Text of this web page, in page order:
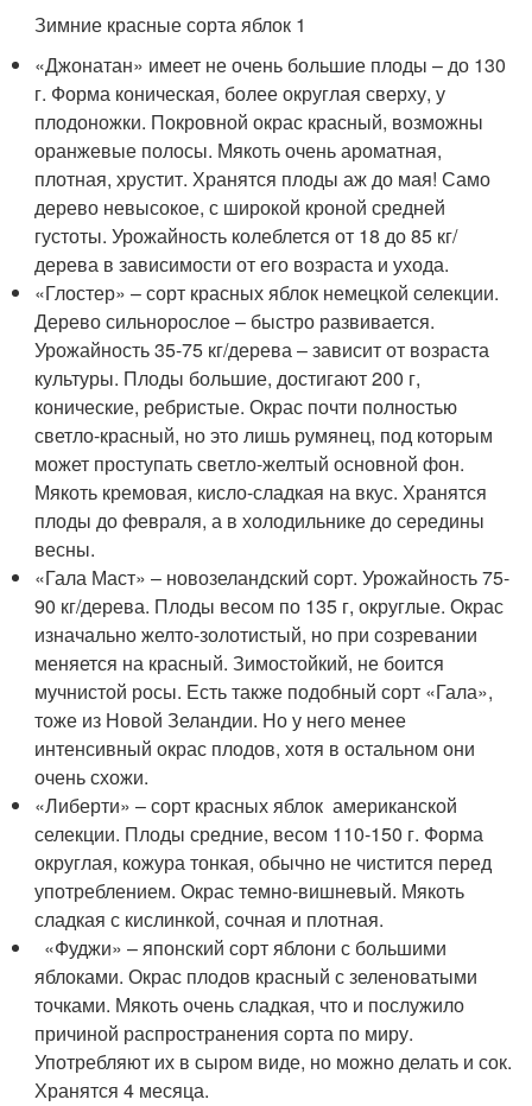
Зимние красные сорта яблок 1
«Джонатан» имеет не очень большие плоды – до 130
г. Форма коническая, более округлая сверху, у
плодоножки. Покровной окрас красный, возможны
оранжевые полосы. Мякоть очень ароматная,
плотная, хрустит. Хранятся плоды аж до мая! Само
дерево невысокое, с широкой кроной средней
густоты. Урожайность колеблется от 18 до 85 кг/
дерева в зависимости от его возраста и ухода.
«Глостер» – сорт красных яблок немецкой селекции.
Дерево сильнорослое – быстро развивается.
Урожайность 35-75 кг/дерева – зависит от возраста
культуры. Плоды большие, достигают 200 г,
конические, ребристые. Окрас почти полностью
светло-красный, но это лишь румянец, под которым
может проступать светло-желтый основной фон.
Мякоть кремовая, кисло-сладкая на вкус. Хранятся
плоды до февраля, а в холодильнике до середины
весны.
«Гала Маст» – новозеландский сорт. Урожайность 75-
90 кг/дерева. Плоды весом по 135 г, округлые. Окрас
изначально желто-золотистый, но при созревании
меняется на красный. Зимостойкий, не боится
мучнистой росы. Есть также подобный сорт «Гала»,
тоже из Новой Зеландии. Но у него менее
интенсивный окрас плодов, хотя в остальном они
очень схожи.
«Либерти» – сорт красных яблок американской
селекции. Плоды средние, весом 110-150 г. Форма
округлая, кожура тонкая, обычно не чистится перед
употреблением. Окрас темно-вишневый. Мякоть
сладкая с кислинкой, сочная и плотная.
«Фуджи» – японский сорт яблони с большими
яблоками. Окрас плодов красный с зеленоватыми
точками. Мякоть очень сладкая, что и послужило
причиной распространения сорта по миру.
Употребляют их в сыром виде, но можно делать и сок.
Хранятся 4 месяца.